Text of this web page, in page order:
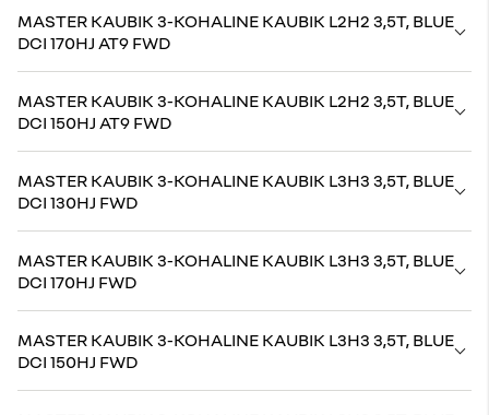
MASTER KAUBIK 3-KOHALINE KAUBIK L2H2 3,5T, BLUE
DCI 170HJ AT9 FWD
MASTER KAUBIK 3-KOHALINE KAUBIK L2H2 3,5T, BLUE
DCI 150HJ AT9 FWD
MASTER KAUBIK 3-KOHALINE KAUBIK L3H3 3,5T, BLUE
DCI 130HJ FWD
MASTER KAUBIK 3-KOHALINE KAUBIK L3H3 3,5T, BLUE
DCI 170HJ FWD
MASTER KAUBIK 3-KOHALINE KAUBIK L3H3 3,5T, BLUE
DCI 150HJ FWD